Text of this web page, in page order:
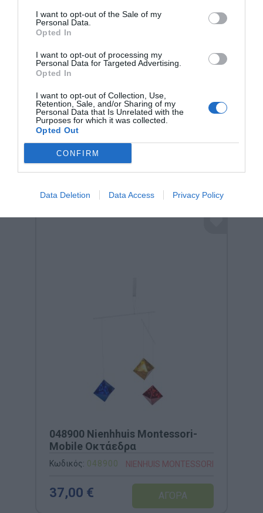
I want to opt-out of the Sale of my
Personal Data.
Opted In
I want to opt-out of processing my
Personal Data for Targeted Advertising.
Opted In
I want to opt-out of Collection, Use,
Retention, Sale, and/or Sharing of my
Personal Data that Is Unrelated with the
Purposes for which it was collected.
Opted Out
CONFIRM
Data Deletion Data Access Privacy Policy
048800 Nienhuis Montessori-
Munari Mobile
Κωδικός:048800 NIENHUIS MONTESSORI
37,00 €
048900 Nienhhuis Montessori-
Mobile Οκτάεδρα
Κωδικός: 048900 NIENHUIS MONTESSORI
37,00 €